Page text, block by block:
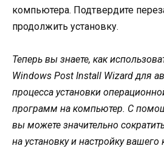
компьютера. Подтвердите
продолжить установку.
Теперь вы знаете, как
Windows Post Install Wizard для
процесса установки
программ на компьютер. С
вы можете значительно
на установку и настройку